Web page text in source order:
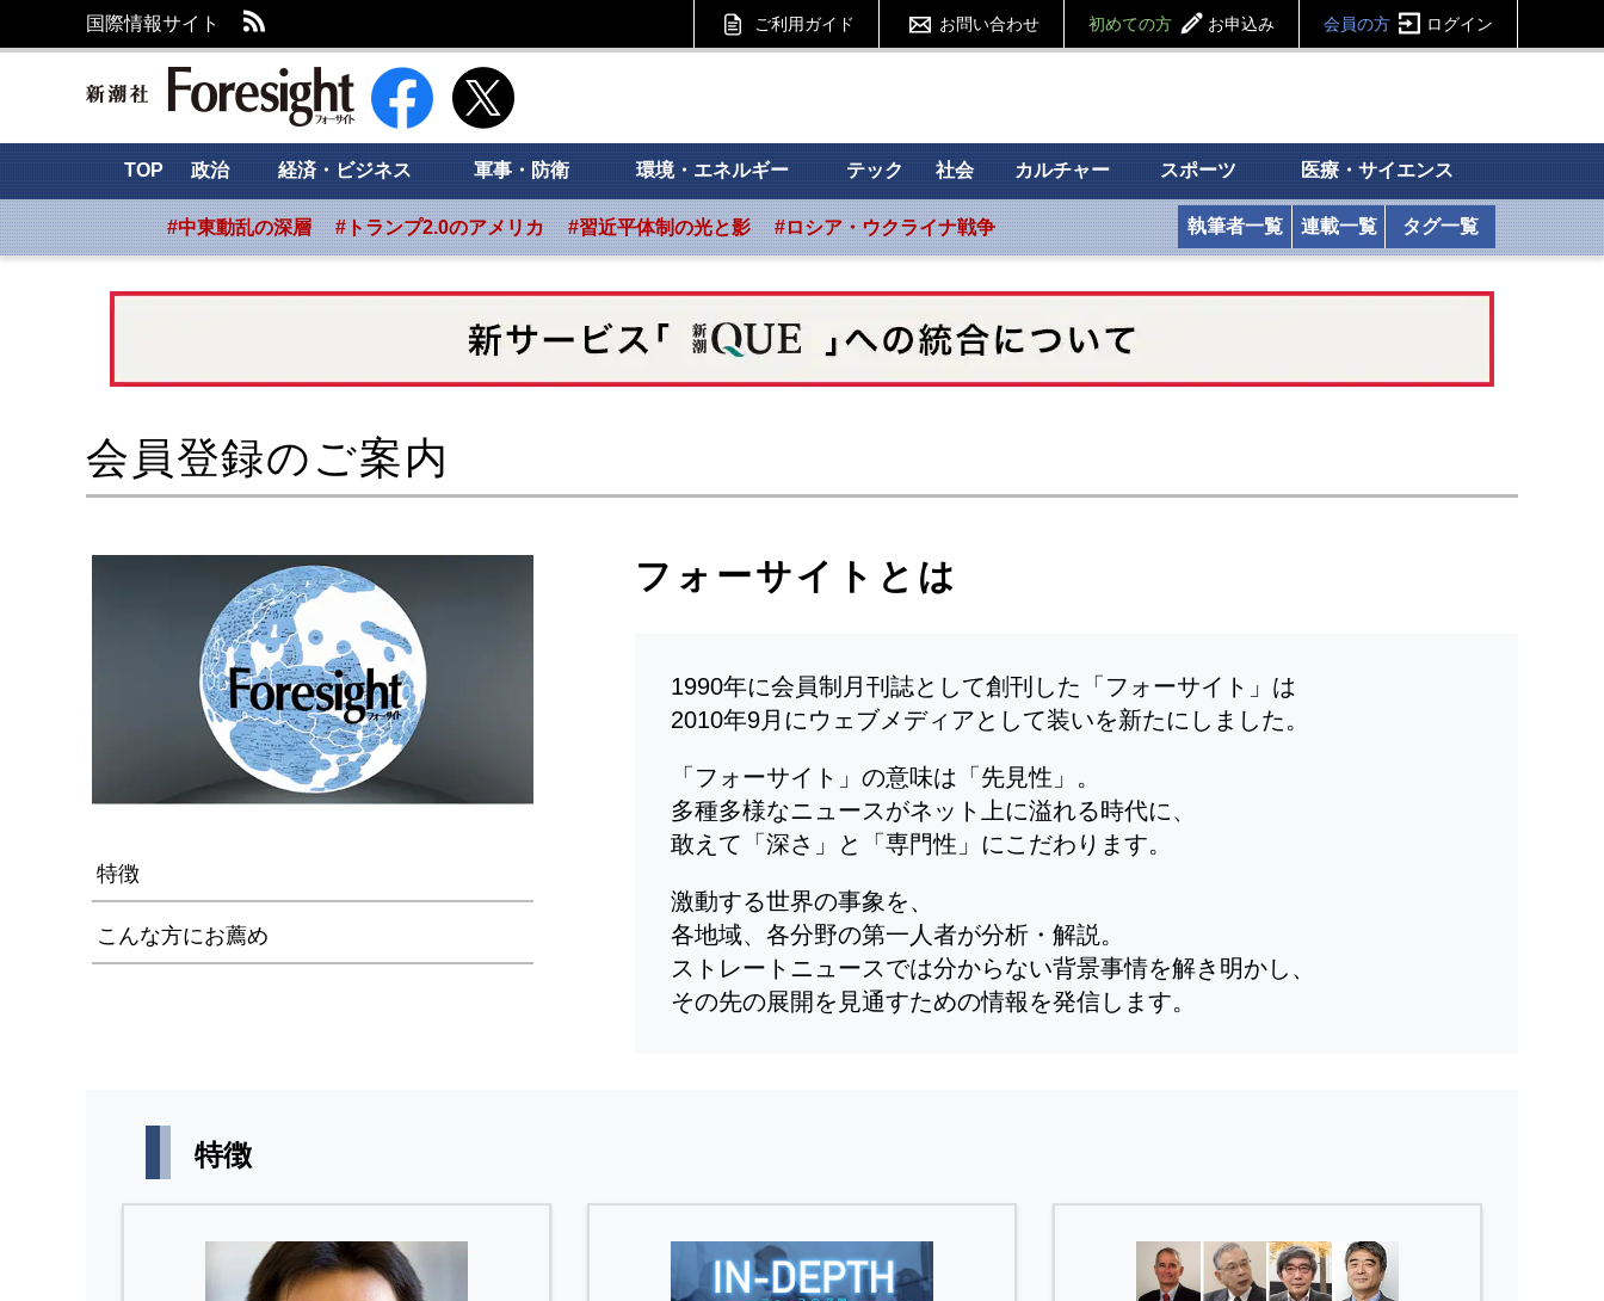
国際情報サイト ご利用ガイド お問い合わせ 初めての方 お申込み 会員の方 ログイン
新潮社 Foresight フォーサイト
TOP 政治 経済・ビジネス 軍事・防衛 環境・エネルギー テック 社会 カルチャー スポーツ 医療・サイエンス
#中東動乱の深層 #トランプ2.0のアメリカ #習近平体制の光と影 #ロシア・ウクライナ戦争 執筆者一覧 連載一覧 タグ一覧
会員登録のご案内
特徴
こんな方にお薦め
フォーサイトとは
1990年に会員制月刊誌として創刊した「フォーサイト」は
2010年9月にウェブメディアとして装いを新たにしました。
「フォーサイト」の意味は「先見性」。
多種多様なニュースがネット上に溢れる時代に、
敢えて「深さ」と「専門性」にこだわります。
激動する世界の事象を、
各地域、各分野の第一人者が分析・解説。
ストレートニュースでは分からない背景事情を解き明かし、
その先の展開を見通すための情報を発信します。
特徴